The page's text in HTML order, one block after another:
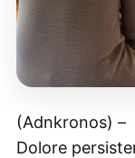
(Adnkronos) –
Dolore